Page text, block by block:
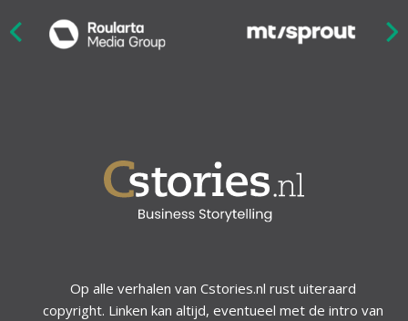
Op alle verhalen van Cstories.nl rust uiteraard
copyright. Linken kan altijd, eventueel met de intro van